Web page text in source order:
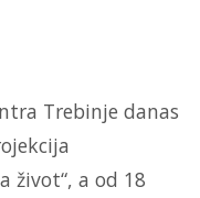
Trebinje danas
život“, a od 18